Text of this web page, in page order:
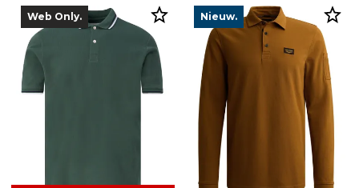
Web Only. Nieuw.